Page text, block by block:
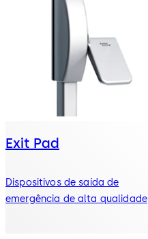
Exit Pad
Dispositivos de saída de
emergência de alta qualidade